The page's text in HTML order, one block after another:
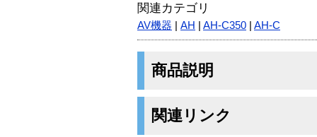
関連カテゴリ
AV機器 AH AH-C350 AH-C
商品説明
関連リンク